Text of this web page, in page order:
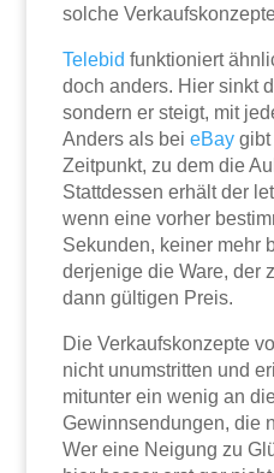
solche
Telebid funktioniert
doch anders. Hier sinkt
sondern er steigt, mit
Anders als beieBay gibt
Zeitpunkt, zu dem die
Stattdessen erhält der
wenn eine vorher
Sekunden, keiner mehr
derjenige die Ware, der
dann gültigen Preis.
Die Verkaufskonzepte
nicht unumstritten und
mitunter ein wenig an
Gewinnsendungen, die
Wer eine Neigung zu